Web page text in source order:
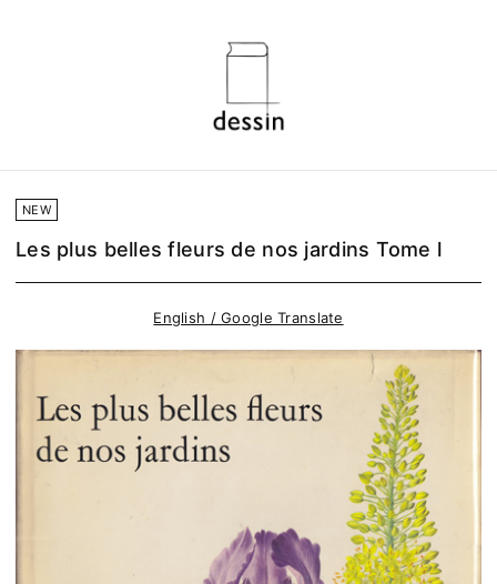
NEW
Les plus belles fleurs de nos jardins Tome l
English / Google Translate